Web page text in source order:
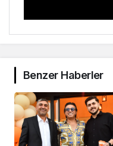
Benzer Haberler